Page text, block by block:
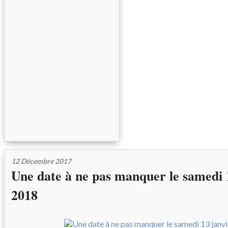
12 Décembre 2017
Une date à ne pas manquer le
2018